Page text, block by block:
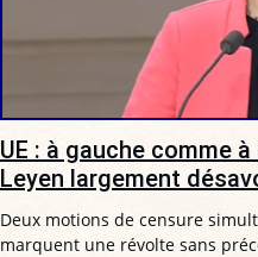
UE : à gauche comme
Leyen largement
Deux motions de censure
marquent une révolte sans